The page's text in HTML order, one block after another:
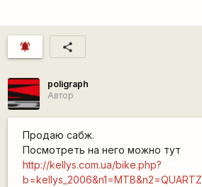
notifications_active share
poligraph
Автор
Продаю сабж.
Посмотреть на него можно тут
http://kellys.com.ua/bike.php?
b=kellys_2006&n1=MTB&n2=QUARTZ